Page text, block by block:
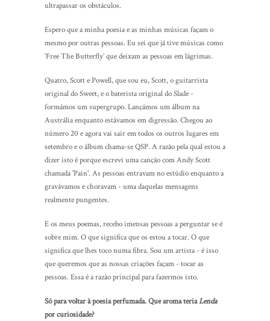
ultrapassar os obstáculos.
Espero que a minha poesia e as minhas músicas façam o
mesmo por outras pessoas. Eu sei que já tive músicas como
‘Free The Butterfly’ que deixam as pessoas em lágrimas.
Quatro, Scott e Powell, que sou eu, Scott, o guitarrista
original do Sweet, e o baterista original do Slade -
formámos um supergrupo. Lançámos um álbum na
Austrália enquanto estávamos em digressão. Chegou ao
número 20 e agora vai sair em todos os outros lugares em
setembro e o álbum chama-se QSP. A razão pela qual estou a
dizer isto é porque escrevi uma canção com Andy Scott
chamada 'Pain'. As pessoas entravam no estúdio enquanto a
gravávamos e choravam - uma daquelas mensagens
realmente pungentes.
E os meus poemas, recebo imensas pessoas a perguntar se é
sobre mim. O que significa que os estou a tocar. O que
significa que lhes toco numa fibra. Sou um artista - é isso
que queremos que as nossas criações façam - tocar as
pessoas. Essa é a razão principal para fazermos isto.
Só para voltar à poesia perfumada. Que aroma teriaLenda
por curiosidade?